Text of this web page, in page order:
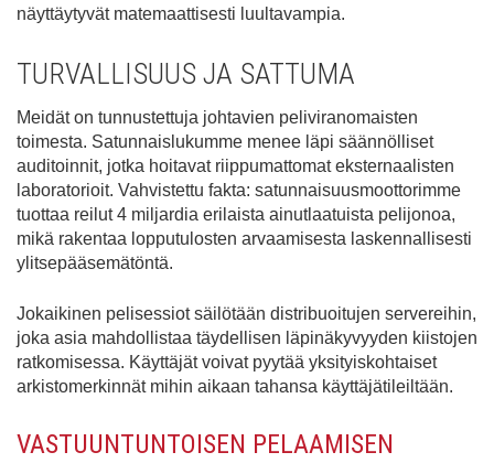
näyttäytyvät matemaattisesti luultavampia.
TURVALLISUUS JA SATTUMA
Meidät on tunnustettuja johtavien peliviranomaisten
toimesta. Satunnaislukumme menee läpi säännölliset
auditoinnit, jotka hoitavat riippumattomat eksternaalisten
laboratorioit. Vahvistettu fakta: satunnaisuusmoottorimme
tuottaa reilut 4 miljardia erilaista ainutlaatuista pelijonoa,
mikä rakentaa lopputulosten arvaamisesta laskennallisesti
ylitsepääsemätöntä.
Jokaikinen pelisessiot säilötään distribuoitujen servereihin,
joka asia mahdollistaa täydellisen läpinäkyvyyden kiistojen
ratkomisessa. Käyttäjät voivat pyytää yksityiskohtaiset
arkistomerkinnät mihin aikaan tahansa käyttäjätileiltään.
VASTUUNTUNTOISEN PELAAMISEN